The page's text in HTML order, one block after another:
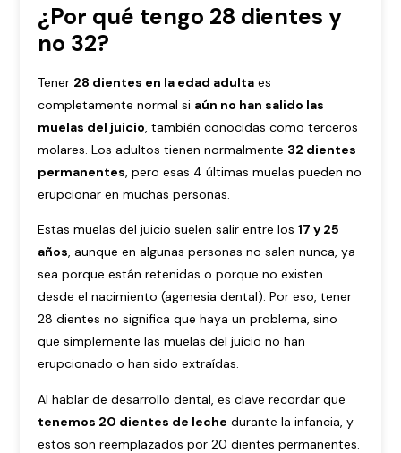
¿Por qué tengo 28 dientes y
no 32?
Tener 28 dientes en la edad adulta es
completamente normal si aún no han salido las
muelas del juicio, también conocidas como terceros
molares. Los adultos tienen normalmente 32 dientes
permanentes, pero esas 4 últimas muelas pueden no
erupcionar en muchas personas.
Estas muelas del juicio suelen salir entre los17 y 25
años, aunque en algunas personas no salen nunca, ya
sea porque están retenidas o porque no existen
desde el nacimiento (agenesia dental). Por eso, tener
28 dientes no significa que haya un problema, sino
que simplemente las muelas del juicio no han
erupcionado o han sido extraídas.
Al hablar de desarrollo dental, es clave recordar que
tenemos 20 dientes de leche durante la infancia, y
estos son reemplazados por 20 dientes permanentes.